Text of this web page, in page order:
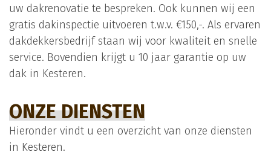
uw dakrenovatie te bespreken. Ook kunnen wij een
gratis dakinspectie uitvoeren t.w.v. €150,-. Als ervaren
dakdekkersbedrijf staan wij voor kwaliteit en snelle
service. Bovendien krijgt u 10 jaar garantie op uw
dak in Kesteren.
ONZE DIENSTEN
Hieronder vindt u een overzicht van onze diensten
in Kesteren.